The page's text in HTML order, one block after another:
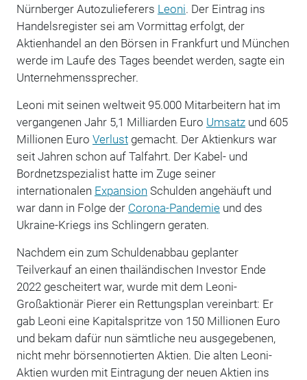
Nürnberger Autozulieferers Leoni. Der Eintrag ins
Handelsregister sei am Vormittag erfolgt, der
Aktienhandel an den Börsen in Frankfurt und München
werde im Laufe des Tages beendet werden, sagte ein
Unternehmenssprecher.
Leoni mit seinen weltweit 95.000 Mitarbeitern hat im
vergangenen Jahr 5,1 Milliarden Euro Umsatzund 605
Millionen Euro Verlustgemacht. Der Aktienkurs war
seit Jahren schon auf Talfahrt. Der Kabel- und
Bordnetzspezialist hatte im Zuge seiner
internationalen Expansion Schulden angehäuft und
war dann in Folge der Corona-Pandemieund des
Ukraine-Kriegs ins Schlingern geraten.
Nachdem ein zum Schuldenabbau geplanter
Teilverkauf an einen thailändischen Investor Ende
2022 gescheitert war, wurde mit dem Leoni-
Großaktionär Pierer ein Rettungsplan vereinbart: Er
gab Leoni eine Kapitalspritze von 150 Millionen Euro
und bekam dafür nun sämtliche neu ausgegebenen,
nicht mehr börsennotierten Aktien. Die alten Leoni-
Aktien wurden mit Eintragung der neuen Aktien ins